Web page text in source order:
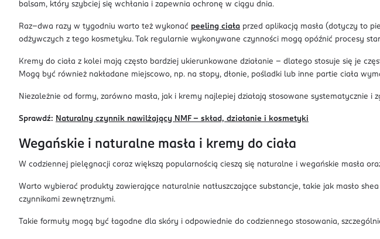
balsam, który szybciej się wchłania i zapewnia ochronę w ciągu dnia.
Raz–dwa razy w tygodniu warto też wykonać peeling ciała przed aplikacją masła (dotyczy to
odżywczych z tego kosmetyku. Tak regularnie wykonywane czynności mogą opóźnić procesy
Kremy do ciała z kolei mają często bardziej ukierunkowane działanie – dlatego stosuje się je
Mogą być również nakładane miejscowo, np. na stopy, dłonie, pośladki lub inne partie ciała
Niezależnie od formy, zarówno masła, jak i kremy najlepiej działają stosowane systematycznie i
Sprawdź: Naturalny czynnik nawilżający NMF – skład, działanie i kosmetyki
Wegańskie i naturalne masła i kremy do ciała
W codziennej pielęgnacji coraz większą popularnością cieszą się naturalne i wegańskie masła
Warto wybierać produkty zawierające naturalnie natłuszczające substancje, takie jak masło
czynnikami zewnętrznymi.
Takie formuły mogą być łagodne dla skóry i odpowiednie do codziennego stosowania,